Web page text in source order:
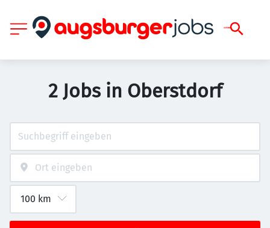
2 Jobs in Oberstdorf